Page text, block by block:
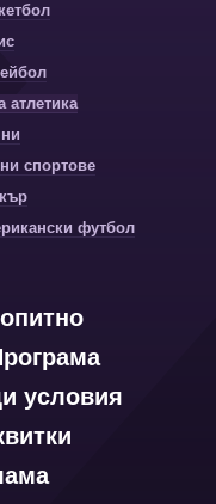
атлетика
спортове
футбол
условия